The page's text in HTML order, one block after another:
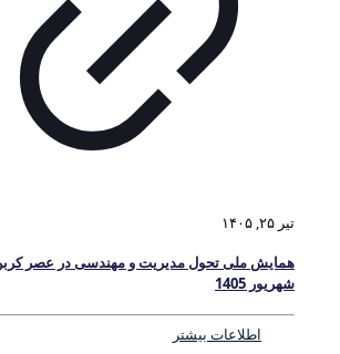
تیر ۲۵, ۱۴۰۵
همایش ملی تحول مدیریت و مهندسی در عصر
شهریور 1405
اطلاعات بیشتر